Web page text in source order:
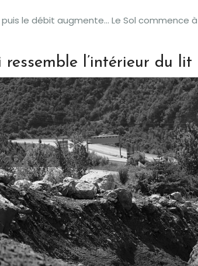
puis le débit augmente… Le Sol commence
l’intérieur du lit